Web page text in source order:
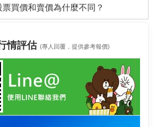
買價和賣價為什麼不同？
情評估 (專人回覆，提供參考報價)